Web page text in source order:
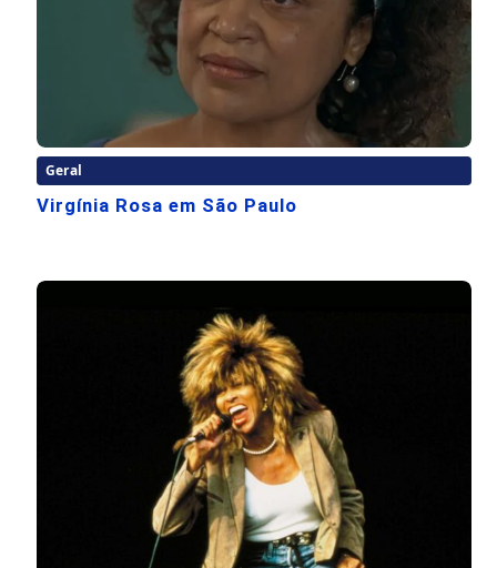
Geral
Virgínia Rosa em São Paulo